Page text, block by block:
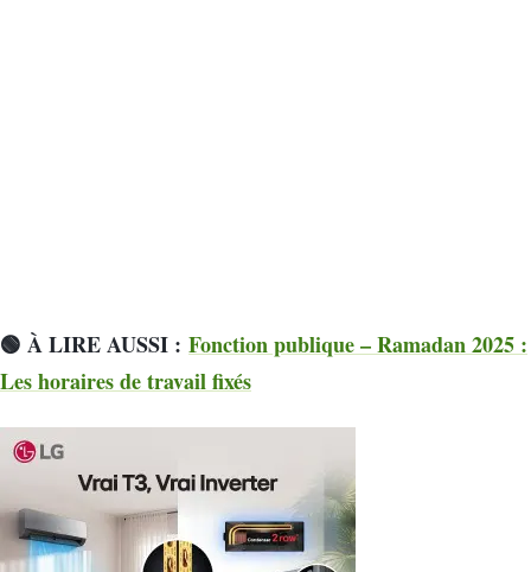
🟢 À LIRE AUSSI : Fonction publique – Ramadan 2025 :
Les horaires de travail fixés